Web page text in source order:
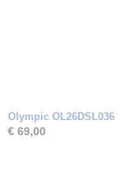
Olympic OL26DSL036
€ 69,00